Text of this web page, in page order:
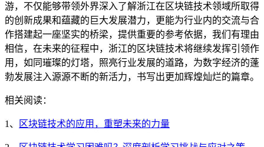
游，不仅能够带领外界深入了解浙江在区块链技术领域所取得
的创新成果和蕴藏的巨大发展潜力，更能为行业内的交流与合
作搭建起一座坚实的桥梁，提供重要的参考依据，我们有理由
相信，在未来的征程中，浙江的区块链技术将继续发挥引领作
用，如同璀璨的灯塔，照亮行业发展的道路，为数字经济的蓬
勃发展注入源源不断的新活力，书写出更加辉煌灿烂的篇章。
相关阅读：
1、 区块链技术的应用，重塑未来的力量